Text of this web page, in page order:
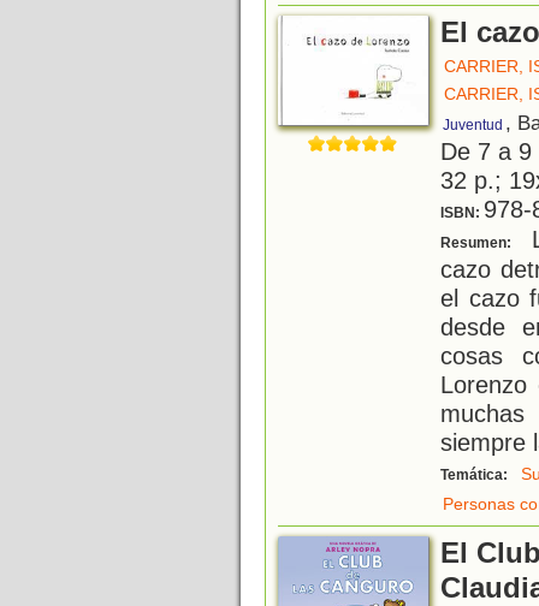
El
CARRIER,
CARRIER,
Juventud ,
De 7 a
32 p.;
ISBN: 978-
Resumen:
cazo
el cazo
desde
cosas
siempre
Temática:
Personas
El